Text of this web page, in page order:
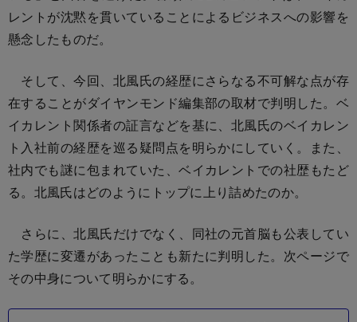
レントが沈黙を貫いていることによるビジネスへの影響を
懸念したものだ。
そして、今回、北風氏の経歴にさらなる不可解な点が存
在することがダイヤンモンド編集部の取材で判明した。ベ
イカレント関係者の証言などを基に、北風氏のベイカレン
ト入社前の経歴を巡る疑問点を明らかにしていく。また、
社内でも謎に包まれていた、ベイカレントでの社歴もたど
る。北風氏はどのようにトップに上り詰めたのか。
さらに、北風氏だけでなく、同社の元首脳も公表してい
た学歴に変遷があったことも新たに判明した。次ページで
その中身について明らかにする。